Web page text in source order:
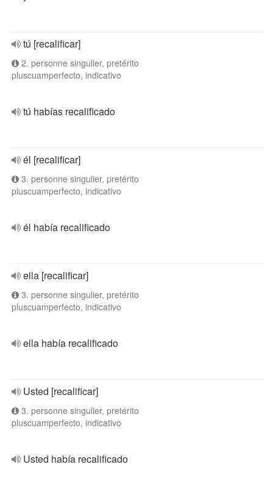
tú [recalificar]
2. personne singulier, pretérito
pluscuamperfecto, indicativo
tú habías recalificado
él [recalificar]
3. personne singulier, pretérito
pluscuamperfecto, indicativo
él había recalificado
ella [recalificar]
3. personne singulier, pretérito
pluscuamperfecto, indicativo
ella había recalificado
Usted [recalificar]
3. personne singulier, pretérito
pluscuamperfecto, indicativo
Usted había recalificado